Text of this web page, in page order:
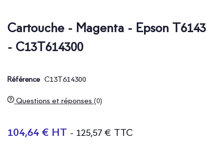
Cartouche - Magenta - Epson T6143
- C13T614300
Référence C13T614300
Questions et réponses (0)
104,64 € HT - 125,57 € TTC